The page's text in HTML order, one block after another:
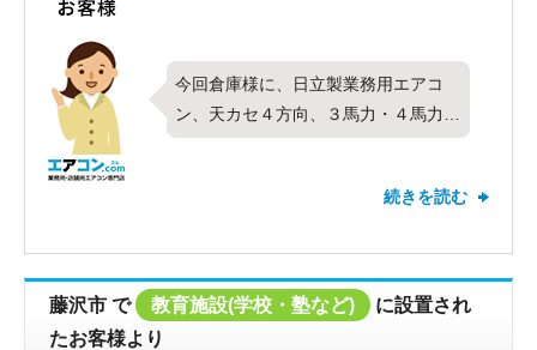
今回倉庫様に、日立製業務用エアコ
ン、天カセ４方向、３馬力・４馬力を
施工工事にお伺いさせて頂きました。
て５つ星頂きましてありがとうござい
ますので、お急ぎで業務用のエアコン
を取り付けたい場合は、是非弊社ま
続きを読む
藤沢市 で 教育施設(学校・塾など)
に設置され
たお客様より